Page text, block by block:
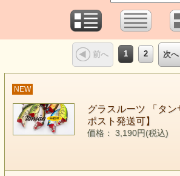
前へ 1 2 次へ
NEW
グラスルーツ 「タ
ポスト発送可】
価格： 3,190円(税込)